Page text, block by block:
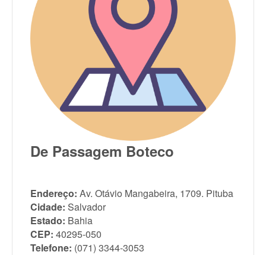
De Passagem Boteco
Endereço: Av. Otávio Mangabeira, 1709. Pituba
Cidade: Salvador
Estado: Bahia
CEP: 40295-050
Telefone: (071) 3344-3053